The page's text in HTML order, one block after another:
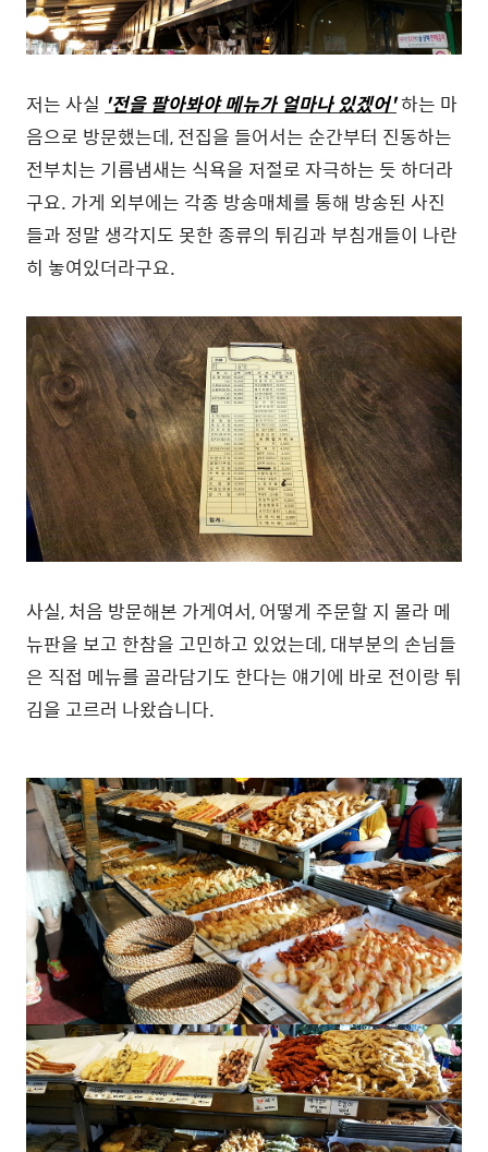
저는 사실 '전을 팔아봐야 메뉴가 얼마나 있겠어'하는 마
음으로 방문했는데, 전집을 들어서는 순간부터 진동하는
전부치는 기름냄새는 식욕을 저절로 자극하는 듯 하더라
구요. 가게 외부에는 각종 방송매체를 통해 방송된 사진
들과 정말 생각지도 못한 종류의 튀김과 부침개들이 나란
히 놓여있더라구요.
사실, 처음 방문해본 가게여서, 어떻게 주문할 지 몰라 메
뉴판을 보고 한참을 고민하고 있었는데, 대부분의 손님들
은 직접 메뉴를 골라담기도 한다는 얘기에 바로 전이랑 튀
김을 고르러 나왔습니다.